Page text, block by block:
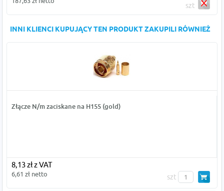
szt
INNI KLIENCI KUPUJĄCY TEN PRODUKT ZAKUPILI RÓWNIEŻ
Złącze N/m zaciskane na H155 (gold)
8,13 zł z VAT
6,61 zł netto szt